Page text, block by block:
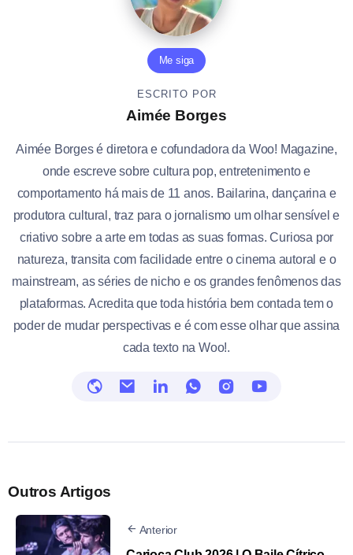
Me siga
ESCRITO POR
Aimée Borges
Aimée Borges é diretora e cofundadora da Woo! Magazine,
onde escreve sobre cultura pop, entretenimento e
comportamento há mais de 11 anos. Bailarina, dançarina e
produtora cultural, traz para o jornalismo um olhar sensível e
criativo sobre a arte em todas as suas formas. Curiosa por
natureza, transita com facilidade entre o cinema autoral e o
mainstream, as séries de nicho e os grandes fenômenos das
plataformas. Acredita que toda história bem contada tem o
poder de mudar perspectivas e é com esse olhar que assina
cada texto na Woo!.
Outros Artigos
Anterior